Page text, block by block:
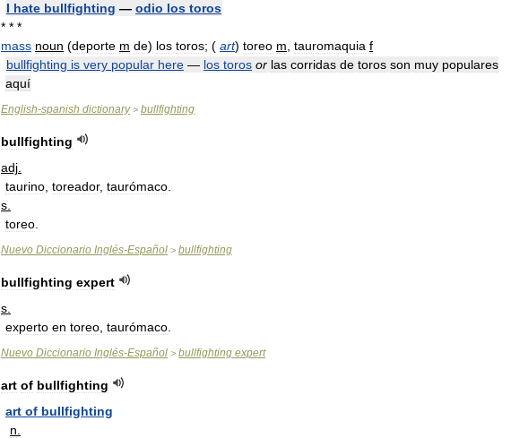
I hate bullfighting — odio los toros
* * *
mass noun (deporte m de) los toros; ( art) toreo m tauromaquia f
bullfighting is very popular here — los toros or las corridas de toros son muy populares
aquí
English-spanish dictionary> bullfighting
bullfighting
adj
taurino toreador, taurómaco
s
toreo
Nuevo Diccionario Inglés-Español > bullfighting
bullfighting expert
s
experto en toreo taurómaco
Nuevo Diccionario Inglés-Español > bullfighting expert
art of bullfighting
art of bullfighting
n